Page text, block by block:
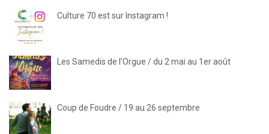
Culture 70 est sur Instagram !
Les Samedis de l’Orgue / du 2 mai au 1er août
Coup de Foudre / 19 au 26 septembre